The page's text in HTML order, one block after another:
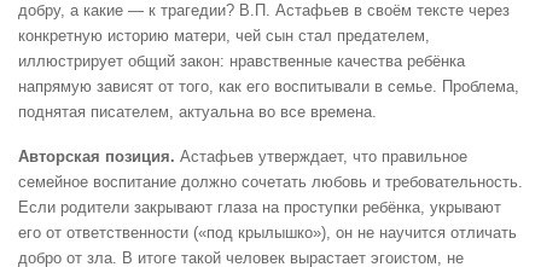
добру, а какие — к трагедии? В.П. Астафьев в своём тексте через
конкретную историю матери, чей сын стал предателем,
иллюстрирует общий закон: нравственные качества ребёнка
напрямую зависят от того, как его воспитывали в семье. Проблема,
поднятая писателем, актуальна во все времена.
Авторская позиция. Астафьев утверждает, что правильное
семейное воспитание должно сочетать любовь и требовательность.
Если родители закрывают глаза на проступки ребёнка, укрывают
его от ответственности («под крылышко»), он не научится отличать
добро от зла. В итоге такой человек вырастает эгоистом, не